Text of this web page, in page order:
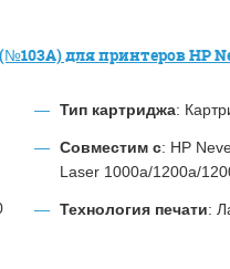
для принтеров HP
Тип картриджа:
Совместим с: HP
Laser 1000a/1200a/
Технология печати: